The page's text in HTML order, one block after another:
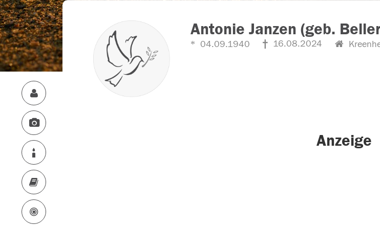
Antonie Janzen (geb.
04.09.1940 16.08.2024
Anzeige